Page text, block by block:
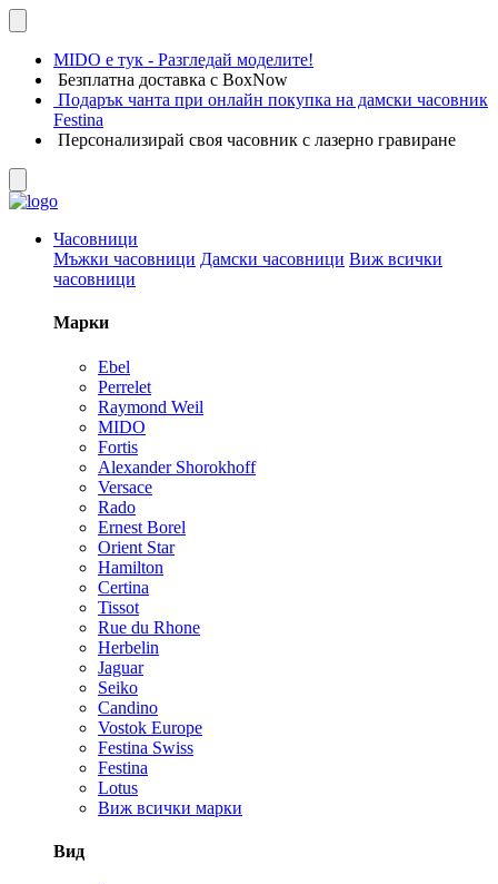
MIDO е тук - Разгледай моделите!
Безплатна доставка с BoxNow
Подарък чанта при онлайн покупка на дамски часовник
Festina
Персонализирай своя часовник с лазерно гравиране
Часовници
Мъжки часовници Дамски часовници Виж всички
часовници
Марки
Ebel
Perrelet
Raymond Weil
MIDO
Fortis
Alexander Shorokhoff
Versace
Rado
Ernest Borel
Orient Star
Hamilton
Certina
Tissot
Rue du Rhone
Herbelin
Jaguar
Seiko
Candino
Vostok Europe
Festina Swiss
Festina
Lotus
Виж всички марки
Вид